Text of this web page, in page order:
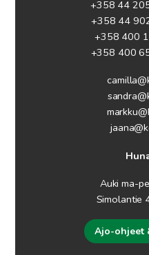
+358 44
+358 44
+358 400
+358 400
Auki ma-
Simolantie
Ajo-ohjeet